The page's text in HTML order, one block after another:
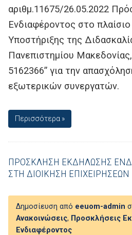
αριθμ.11675/26.05.2022
Ενδιαφέροντος στο
Υποστήριξης της
Πανεπιστημίου
5162366” για την
εξωτερικών συνεργατών.
Περισσότερα »
ΠΡΟΣΚΛΗΣΗ ΕΚΔΗΛΩΣΗΣ
ΣΤΗ ΔΙΟΙΚΗΣΗ ΕΠΙΧΕΙΡΗΣΕΩΝ
Δημοσίευση από eeuom-admin
Ανακοινώσεις, Προσκλήσεις
Ενδιαφέροντος